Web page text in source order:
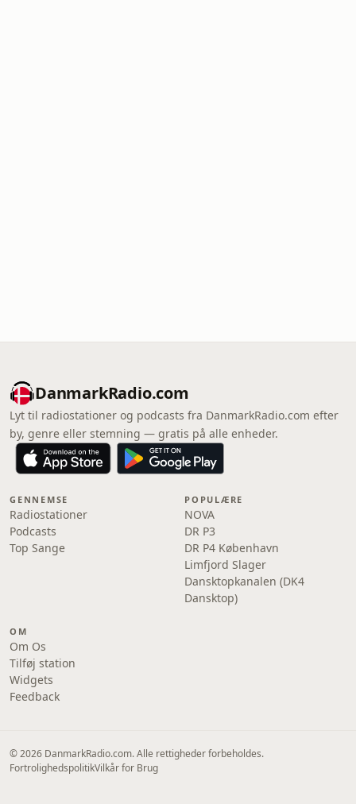
DanmarkRadio.com
Lyt til radiostationer og podcasts fra DanmarkRadio.com efter
by, genre eller stemning — gratis på alle enheder.
GENNEMSE
Radiostationer
Podcasts
Top Sange
POPULÆRE
NOVA
DR P3
DR P4 København
Limfjord Slager
Dansktopkanalen (DK4
Dansktop)
OM
Om Os
Tilføj station
Widgets
Feedback
© 2026 DanmarkRadio.com. Alle rettigheder forbeholdes.
FortrolighedspolitikVilkår for Brug